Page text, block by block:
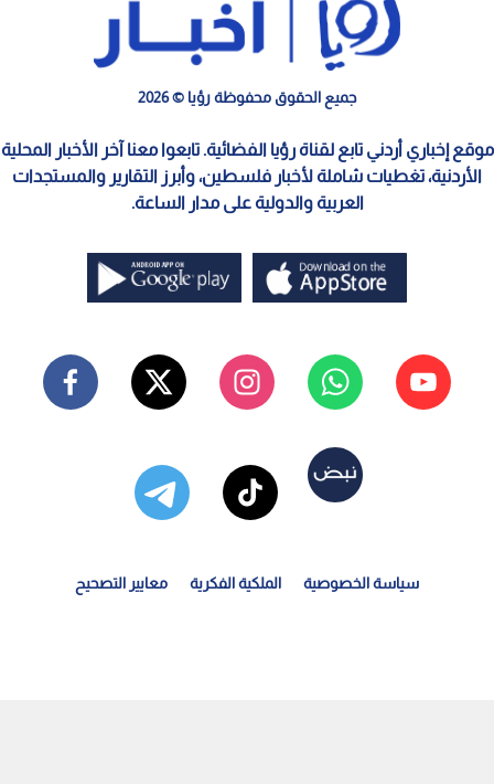
جميع الحقوق محفوظة رؤيا © 2026
موقع إخباري أردني تابع لقناة رؤيا الفضائية. تابعوا معنا آخر الأخبار المحلية
الأردنية، تغطيات شاملة لأخبار فلسطين، وأبرز التقارير والمستجدات
العربية والدولية على مدار الساعة.
سياسة الخصوصية الملكية الفكرية معايير التصحيح